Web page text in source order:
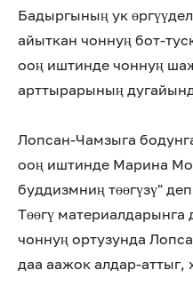
Бадыргының ук
айыткан чоннуң бот-
ооң иштинде чоннуң
арттырарының
Лопсан-Чамзыга
ооң иштинде Марина
буддизмниң төөгүзү"
Төөгү материалдарынга
чоннуң ортузунда
даа аажок алдар-аттыг,